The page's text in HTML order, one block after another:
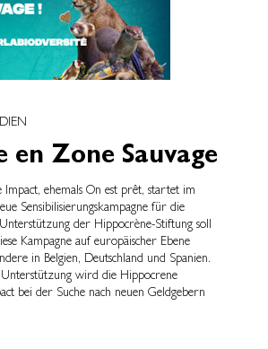
en Zone Sauvage
Impact, ehemals On est prêt, startet im
Sensibilisierungskampagne für die
der Hippocrène-Stiftung soll
Kampagne auf europäischer Ebene
in Belgien, Deutschland und Spanien.
wird die Hippocrene
bei der Suche nach neuen Geldgebern